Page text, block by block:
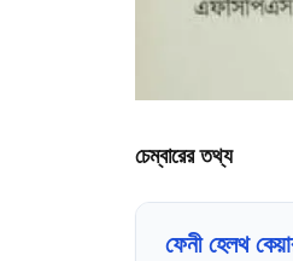
চেম্বারের তথ্য
ফেনী হেলথ